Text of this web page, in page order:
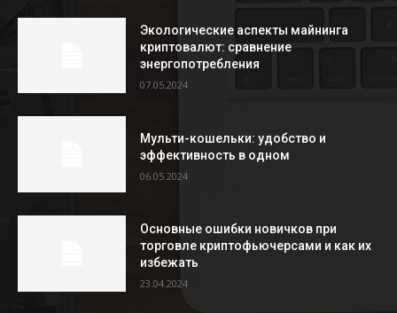
Экологические аспекты майнинга
криптовалют: сравнение
энергопотребления
07.05.2024
Мульти-кошельки: удобство и
эффективность в одном
06.05.2024
Основные ошибки новичков при
торговле криптофьючерсами и как их
избежать
23.04.2024